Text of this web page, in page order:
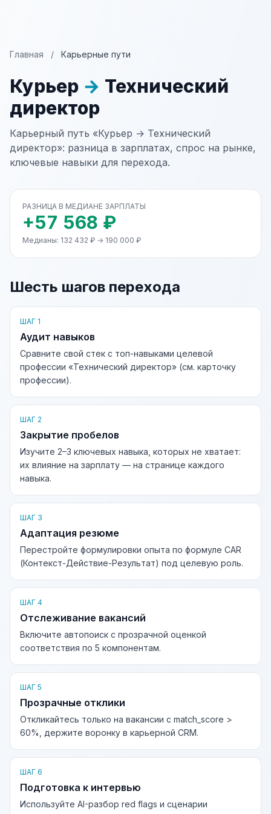
Главная / Карьерные пути
Курьер → Технический
директор
Карьерный путь «Курьер → Технический
директор»: разница в зарплатах, спрос на рынке,
ключевые навыки для перехода.
РАЗНИЦА В МЕДИАНЕ ЗАРПЛАТЫ
+57 568 ₽
Медианы: 132 432 ₽ → 190 000 ₽
Шесть шагов перехода
ШАГ 1
Аудит навыков
Сравните свой стек с топ-навыками целевой
профессии «Технический директор» (см. карточку
профессии).
ШАГ 2
Закрытие пробелов
Изучите 2–3 ключевых навыка, которых не хватает:
их влияние на зарплату — на странице каждого
навыка.
ШАГ 3
Адаптация резюме
Перестройте формулировки опыта по формуле CAR
(Контекст-Действие-Результат) под целевую роль.
ШАГ 4
Отслеживание вакансий
Включите автопоиск с прозрачной оценкой
соответствия по 5 компонентам.
ШАГ 5
Прозрачные отклики
Откликайтесь только на вакансии с match_score >
60%, держите воронку в карьерной CRM.
ШАГ 6
Подготовка к интервью
Используйте AI-разбор red flags и сценарии